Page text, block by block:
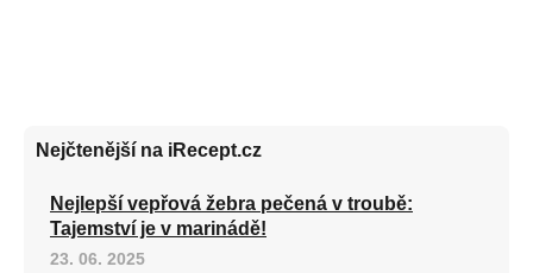
Nejčtenější na iRecept.cz
Nejlepší vepřová žebra pečená v troubě:
Tajemství je v marinádě!
23. 06. 2025